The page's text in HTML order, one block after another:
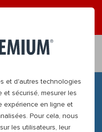
et d'autres technologies
sécurisé, mesurer les
expérience en ligne et
Pour cela, nous
les utilisateurs, leur
LIGNE GRATUITS !
FR